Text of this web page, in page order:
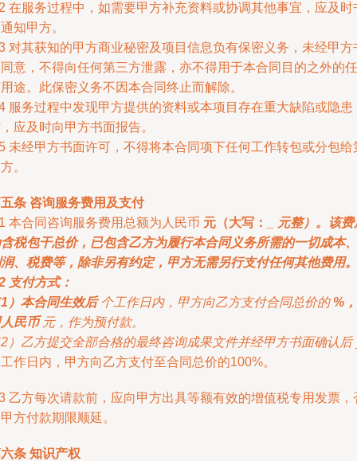
在服务过程中，如需要甲方补充资料或协调其他事宜，应及时
知甲方。
对其获知的甲方商业秘密及项目信息负有保密义务，未经甲方
意，不得向任何第三方泄露，亦不得用于本合同目的之外的任
途。此保密义务不因本合同终止而解除。
服务过程中发现甲方提供的资料或本项目存在重大缺陷或隐患
应及时向甲方书面报告。
未经甲方书面许可，不得将本合同项下任何工作转包或分包给
。
条 咨询服务费用及支付
本合同咨询服务费用总额为人民币 元（大写：
_ 元整）。该费
税包干总价，已包含乙方为履行本合同义务所需的一切成本、
、税费等，除非另有约定，甲方无需另行支付任何其他费用。
支付方式：
）本合同生效后个工作日内，甲方向乙方支付合同总价的 %，
民币 元，作为预付款。
）乙方提交全部合格的最终咨询成果文件并经甲方书面确认后
作日内，甲方向乙方支付至合同总价的100%。
乙方每次请款前，应向甲方出具等额有效的增值税专用发票，
方付款期限顺延。
条 知识产权